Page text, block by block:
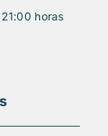
horas